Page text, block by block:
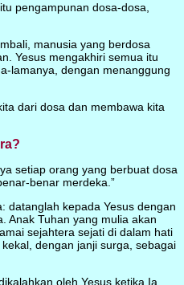
pengampunan dosa-dosa,
manusia yang berdosa
Yesus mengakhiri semua itu
lamanya, dengan menanggung
dari dosa dan membawa kita
setiap orang yang berbuat dosa
benar merdeka.”
datanglah kepada Yesus dengan
Anak Tuhan yang mulia akan
sejahtera sejati di dalam hati
dengan janji surga, sebagai
oleh Yesus ketika Ia